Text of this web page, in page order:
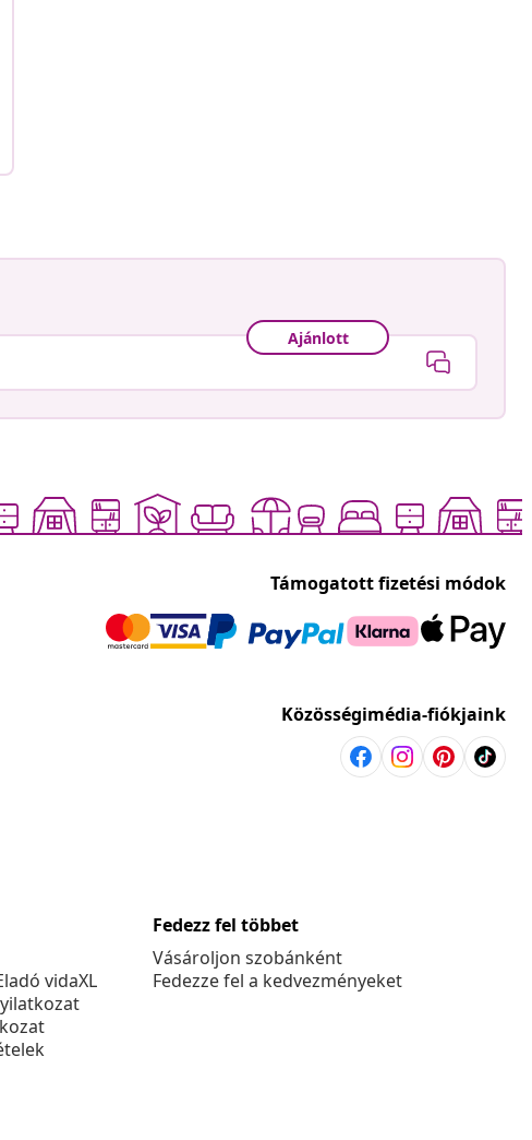
Ajánlott
Támogatott fizetési módok
Közösségimédia-fiókjaink
vidaXL
Fedezz fel többet
Vásároljon szobánként
Fedezze fel a kedvezményeket